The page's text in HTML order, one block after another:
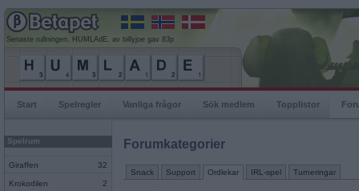
Senaste rullningen, HUMLAdE, av billyjoe gav 83p
Start Spelregler Vanliga frågor Sök medlem Topplistor
Spelrum
Giraffen 32
Krokodilen 2
Forumkategorier
Snack Support Ordlekar IRL-spel Turneringar